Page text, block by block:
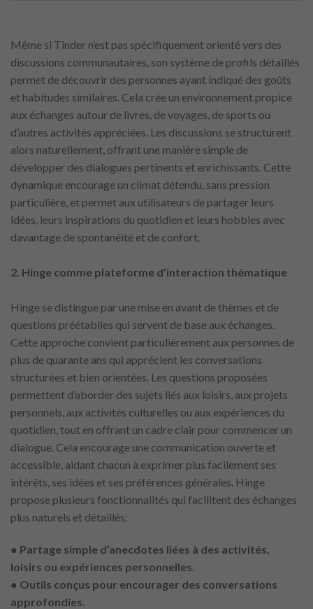
Même si Tinder n’est pas spécifiquement orienté vers des
discussions communautaires, son système de profils détaillés
permet de découvrir des personnes ayant indiqué des goûts
et habitudes similaires. Cela crée un environnement propice
aux échanges autour de livres, de voyages, de sports ou
d’autres activités appréciées. Les discussions se structurent
alors naturellement, offrant une manière simple de
développer des dialogues pertinents et enrichissants. Cette
dynamique encourage un climat détendu, sans pression
particulière, et permet aux utilisateurs de partager leurs
idées, leurs inspirations du quotidien et leurs hobbies avec
davantage de spontanéité et de confort.
2. Hinge comme plateforme d’interaction thématique
Hinge se distingue par une mise en avant de thèmes et de
questions préétablies qui servent de base aux échanges.
Cette approche convient particulièrement aux personnes de
plus de quarante ans qui apprécient les conversations
structurées et bien orientées. Les questions proposées
permettent d’aborder des sujets liés aux loisirs, aux projets
personnels, aux activités culturelles ou aux expériences du
quotidien, tout en offrant un cadre clair pour commencer un
dialogue. Cela encourage une communication ouverte et
accessible, aidant chacun à exprimer plus facilement ses
intérêts, ses idées et ses préférences générales. Hinge
propose plusieurs fonctionnalités qui facilitent des échanges
plus naturels et détaillés:
● Partage simple d’anecdotes liées à des activités,
loisirs ou expériences personnelles.
● Outils conçus pour encourager des conversations
approfondies.